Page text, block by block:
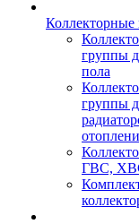
группы
пола
группы
ГВС,